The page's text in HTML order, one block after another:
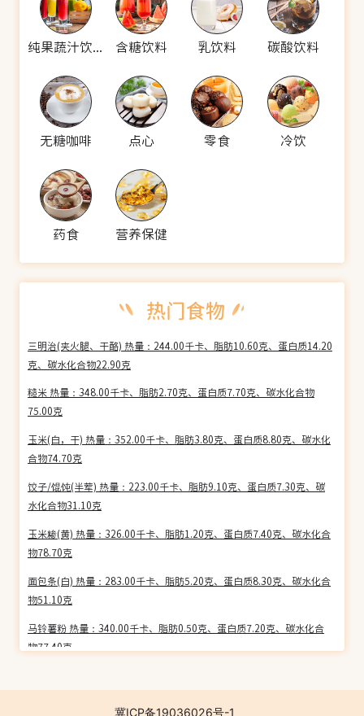
纯果蔬汁饮料 含糖饮料 乳饮料 碳酸饮料
无糖咖啡 点心 零食 冷饮
药食 营养保健
三明治(夹火腿、干酪) 热量：244.00千卡、脂肪10.60克、蛋白质14.20
克、碳水化合物22.90克
糙米 热量：348.00千卡、脂肪2.70克、蛋白质7.70克、碳水化合物
75.00克
玉米(白，干) 热量：352.00千卡、脂肪3.80克、蛋白质8.80克、碳水化
合物74.70克
饺子/馄饨(半荤) 热量：223.00千卡、脂肪9.10克、蛋白质7.30克、碳
水化合物31.10克
玉米糁(黄) 热量：326.00千卡、脂肪1.20克、蛋白质7.40克、碳水化合
物78.70克
面包条(白) 热量：283.00千卡、脂肪5.20克、蛋白质8.30克、碳水化合
物51.10克
马铃薯粉 热量：340.00千卡、脂肪0.50克、蛋白质7.20克、碳水化合
物77.40克
78.30克
冀ICP备19036026号-1